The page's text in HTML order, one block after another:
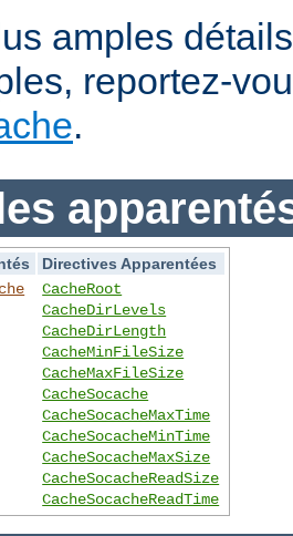
amples
reportez-
.
Directives Apparentées
CacheRoot
CacheDirLevels
CacheDirLength
CacheMinFileSize
CacheMaxFileSize
CacheSocache
CacheSocacheMaxTime
CacheSocacheMinTime
CacheSocacheMaxSize
CacheSocacheReadSize
CacheSocacheReadTime